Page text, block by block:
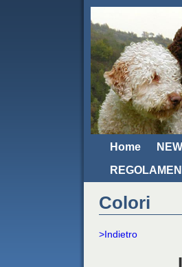
Home
Colori
>Indietro